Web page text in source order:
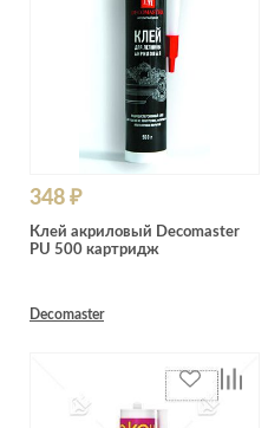
348 ₽
Клей акриловый Decomaster
PU 500 картридж
Decomaster